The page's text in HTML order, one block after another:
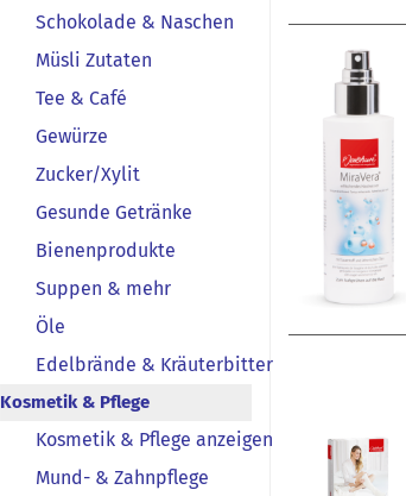
Schokolade & Naschen
Müsli Zutaten
Tee & Café
Gewürze
Zucker/Xylit
Gesunde Getränke
Bienenprodukte
Suppen & mehr
Öle
Edelbrände & Kräuterbitter
Kosmetik & Pflege
Kosmetik & Pflege anzeigen
Mund- & Zahnpflege